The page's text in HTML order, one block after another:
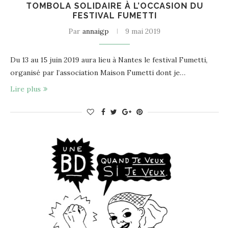
TOMBOLA SOLIDAIRE À L’OCCASION DU
FESTIVAL FUMETTI
Par annaigp 9 mai 2019
Du 13 au 15 juin 2019 aura lieu à Nantes le festival Fumetti,
organisé par l’association Maison Fumetti dont je…
Lire plus